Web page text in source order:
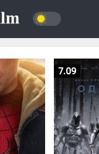
7.09